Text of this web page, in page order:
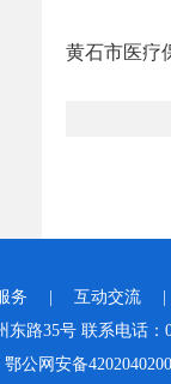
黄石市医疗
务 互动交流
路35号 联系电话：
公网安备